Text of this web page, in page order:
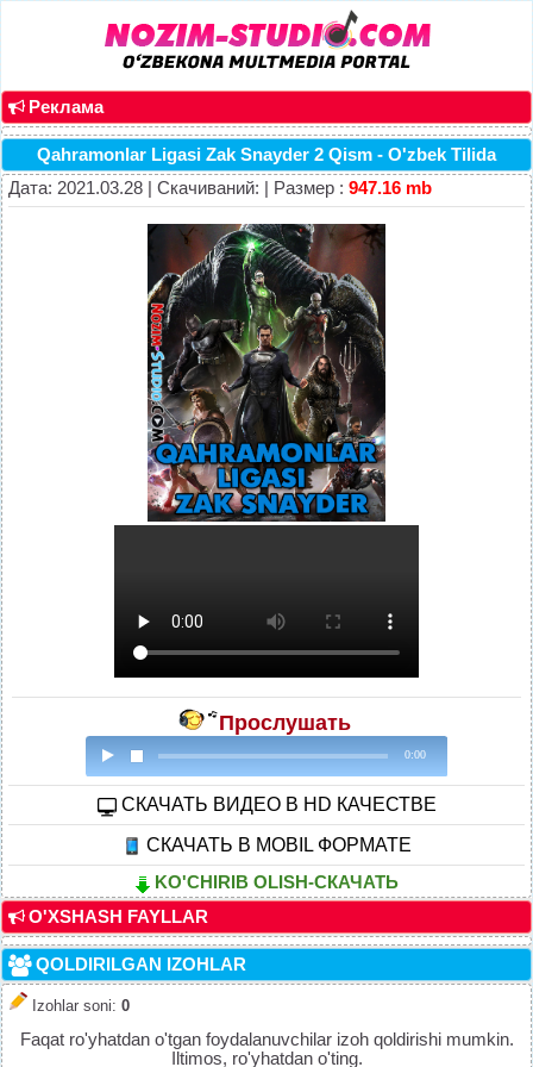
Реклама
Qahramonlar Ligasi Zak Snayder 2 Qism - O'zbek Tilida
Дата: 2021.03.28 | Скачиваний: | Размер : 947.16 mb
Прослушать
0:00
CКАЧАТЬ ВИДЕО В HD КАЧЕСТВЕ
СКАЧАТЬ В MOBIL ФОРМАТЕ
KO'CHIRIB OLISH-СКАЧАТЬ
O'XSHASH FAYLLAR
QOLDIRILGAN IZOHLAR
Izohlar soni: 0
Faqat ro'yhatdan o'tgan foydalanuvchilar izoh qoldirishi mumkin.
Iltimos, ro'yhatdan o'ting.